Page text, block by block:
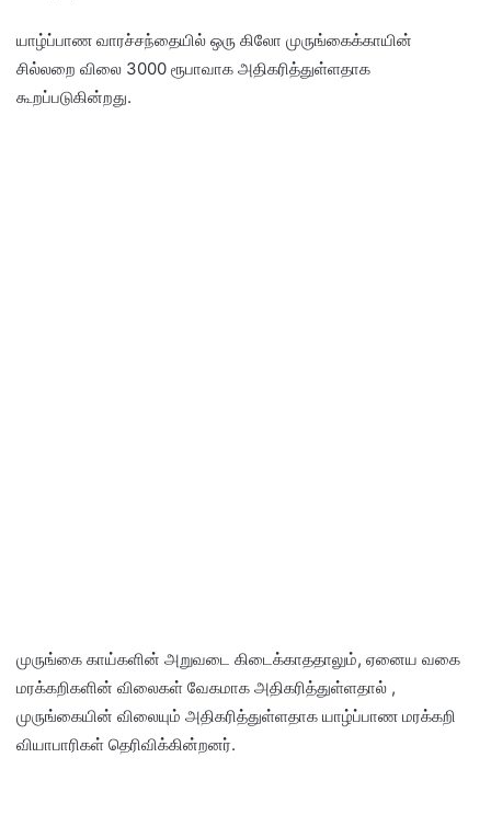
யாழ்ப்பாண வாரச்சந்தையில் ஒரு கிலோ முருங்கைக்காயின்
சில்லறை விலை 3000 ரூபாவாக அதிகரித்துள்ளதாக
கூறப்படுகின்றது.
முருங்கை காய்களின் அறுவடை கிடைக்காததாலும், ஏனைய வகை
மரக்கறிகளின் விலைகள் வேகமாக அதிகரித்துள்ளதால் ,
முருங்கையின் விலையும் அதிகரித்துள்ளதாக யாழ்ப்பாண மரக்கறி
வியாபாரிகள் தெரிவிக்கின்றனர்.